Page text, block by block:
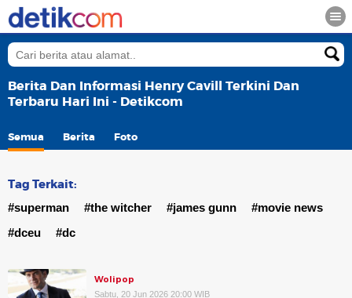
Berita Dan Informasi Henry Cavill Terkini Dan
Terbaru Hari Ini - Detikcom
Semua Berita Foto
Tag Terkait:
#superman #the witcher #james gunn
#movie news
#dceu
#dc
Wolipop
Sabtu, 20 Jun 2026 20:00 WIB